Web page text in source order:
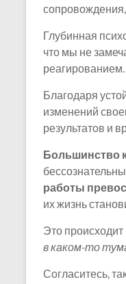
Глубинная
что мы не
реагированием.
Благодаря
изменений
результатов и
Большинство
работы
их жизнь
Это
в каком-то
Согласитесь,